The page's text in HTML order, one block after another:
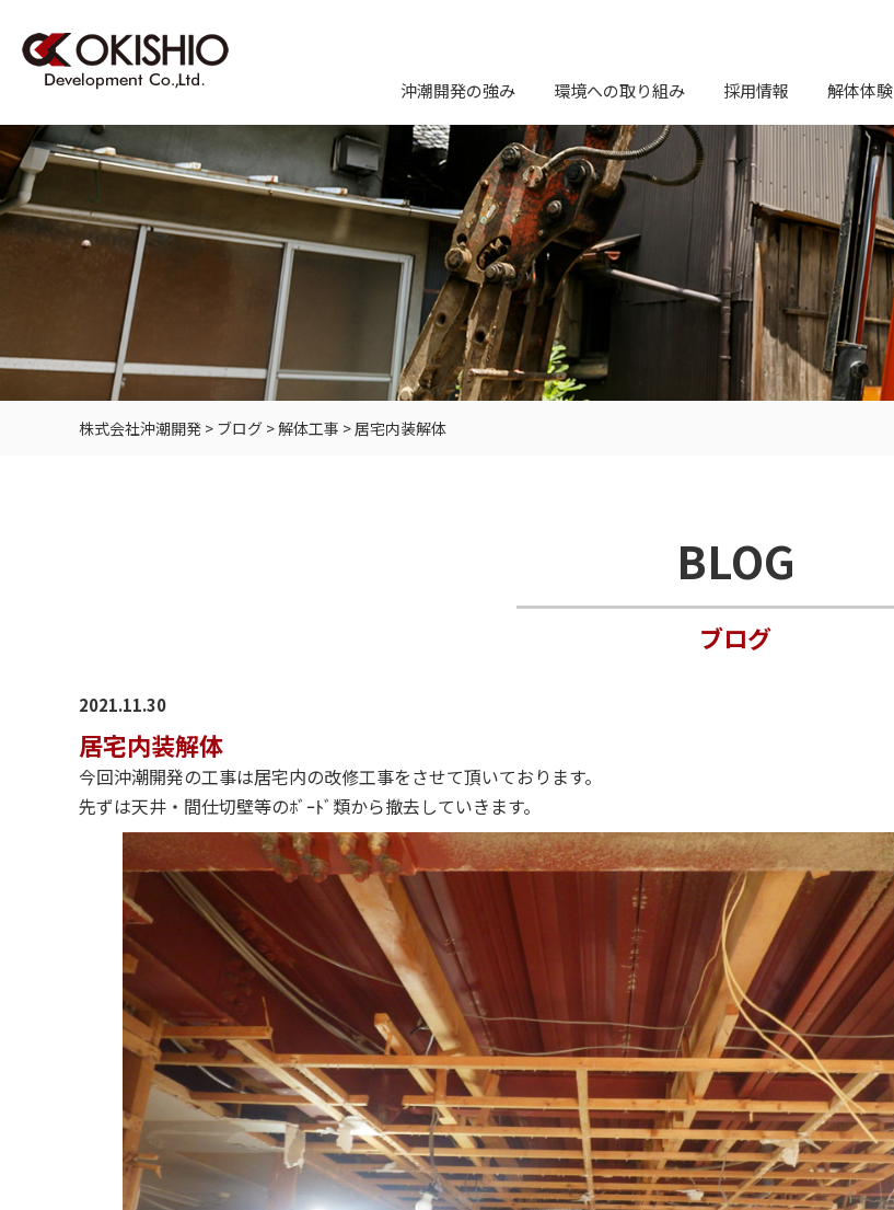
沖潮開発の強み
環境への取り組み 採用情報 解体体験
株式会社沖潮開発 > ブログ >解体工事 >居宅内装解体
BLOG
ブログ
2021.11.30
居宅内装解体
今回沖潮開発の工事は居宅内の改修工事をさせて頂いております。
先ずは天井・間仕切壁等のﾎﾞｰﾄﾞ類から撤去していきます。